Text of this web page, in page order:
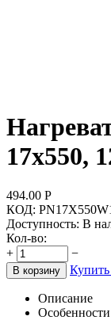
17х550,
494.00 Р
КОД:
Доступность: В
Кол-во:
+
−
В корзину
Описание
Особенности